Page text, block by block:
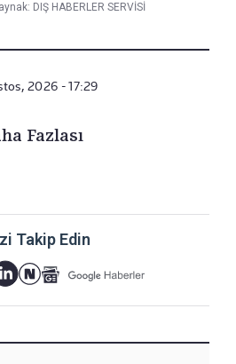
DIŞ HABERLER SERVİSİ
2026 - 17:29
Fazlası
Takip Edin